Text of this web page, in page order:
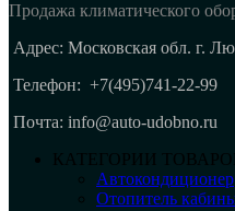
Продажа климатического
Адрес: Московская обл. г.
Телефон: +7(495)741-22-99
Почта: info@auto-udobno.ru
КАТЕГОРИИ
Автокондиционер
Отопитель